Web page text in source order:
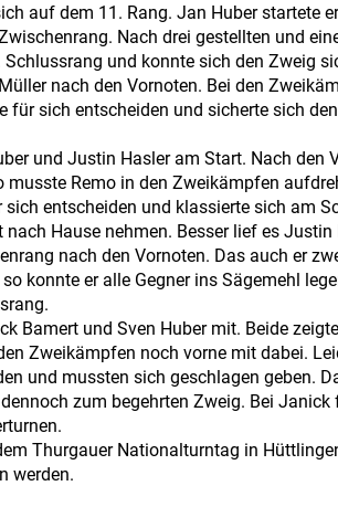
auf dem 11. Rang. Jan Huber startete
Nach drei gestellten und
und konnte sich den Zweig
nach den Vornoten. Bei den
für sich entscheiden und sicherte sich
und Justin Hasler am Start. Nach den
Remo in den Zweikämpfen
entscheiden und klassierte sich am
Hause nehmen. Besser lief es Justin
nach den Vornoten. Das auch er
konnte er alle Gegner ins Sägemehl
Bamert und Sven Huber mit. Beide
Zweikämpfen noch vorne mit dabei.
und mussten sich geschlagen geben.
zum begehrten Zweig. Bei
Thurgauer Nationalturntag in
werden.